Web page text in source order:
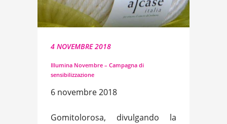
4 NOVEMBRE 2018
Illumina Novembre – Campagna di
sensibilizzazione
6 novembre 2018
Gomitolorosa, divulgando la